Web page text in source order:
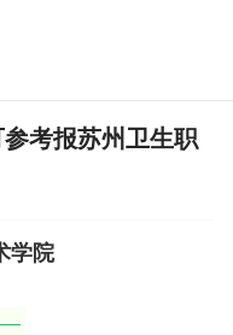
考报苏州卫生职
学院